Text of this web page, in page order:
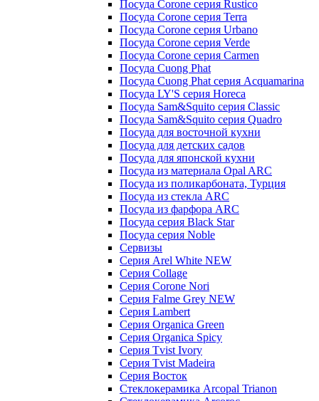
Посуда Corone серия Rustico
Посуда Corone серия Terra
Посуда Corone серия Urbano
Посуда Corone серия Verde
Посуда Corone серия Сarmen
Посуда Cuong Phat
Посуда Cuong Phat серия Acquamarina
Посуда LY'S серия Horeca
Посуда Sam&Squito серия Classic
Посуда Sam&Squito серия Quadro
Посуда для восточной кухни
Посуда для детских садов
Посуда для японской кухни
Посуда из материала Opal ARC
Посуда из поликарбоната, Турция
Посуда из стекла ARC
Посуда из фарфора ARC
Посуда серия Black Star
Посуда серия Noble
Сервизы
Серия Arel White NEW
Серия Collage
Серия Corone Nori
Серия Falme Grey NEW
Серия Lambert
Серия Organica Green
Серия Organica Spicy
Серия Tvist Ivory
Серия Tvist Madeira
Серия Восток
Стеклокерамика Arcopal Trianon